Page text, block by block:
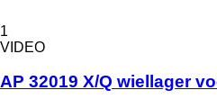
1
VIDEO
AP 32019 X/Q wiellager